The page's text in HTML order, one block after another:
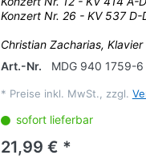
Konzert Nr. 26 - KV 537 D-
Christian Zacharias, Klavier
Art.-Nr.
MDG 940 1759-6
* Preise inkl. MwSt., zzgl.
sofort lieferbar
21,99 € *